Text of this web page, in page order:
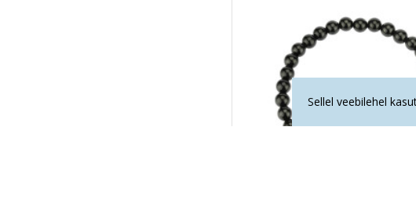
Sellel veebilehel